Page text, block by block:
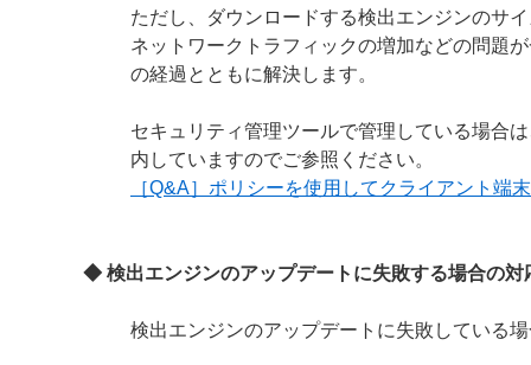
ただし、ダウンロードする検出エンジンのサ
ネットワークトラフィックの増加などの問題
の経過とともに解決します。
セキュリティ管理ツールで管理している場合
内していますのでご参照ください。
［Q&A］ポリシーを使用してクライアント端
◆ 検出エンジンのアップデートに失敗する場合の対
検出エンジンのアップデートに失敗している